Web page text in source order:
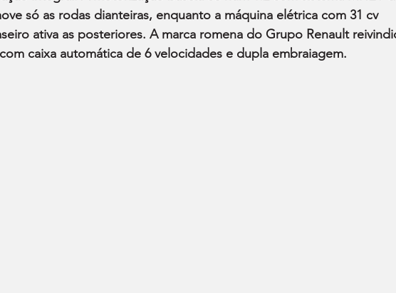
só as rodas dianteiras, enquanto a máquina elétrica com 31 cv
ativa as posteriores. A marca romena do Grupo Renault
caixa automática de 6 velocidades e dupla embraiagem.